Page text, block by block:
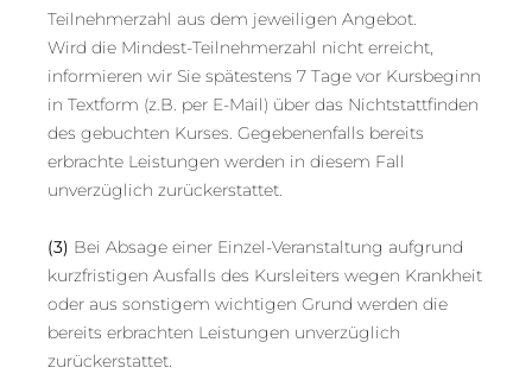
Teilnehmerzahl aus dem jeweiligen Angebot.
Wird die Mindest-Teilnehmerzahl nicht erreicht,
informieren wir Sie spätestens 7 Tage vor Kursbeginn
in Textform (z.B. per E-Mail) über das Nichtstattfinden
des gebuchten Kurses. Gegebenenfalls bereits
erbrachte Leistungen werden in diesem Fall
unverzüglich zurückerstattet.
(3) Bei Absage einer Einzel-Veranstaltung aufgrund
kurzfristigen Ausfalls des Kursleiters wegen Krankheit
oder aus sonstigem wichtigen Grund werden die
bereits erbrachten Leistungen unverzüglich
zurückerstattet.